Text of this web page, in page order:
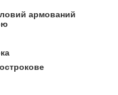
армований